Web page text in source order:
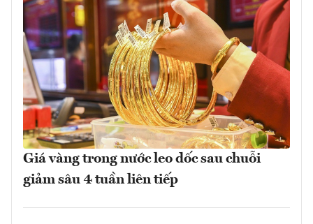
Giá vàng trong nước leo dốc sau chuỗi
giảm sâu 4 tuần liên tiếp